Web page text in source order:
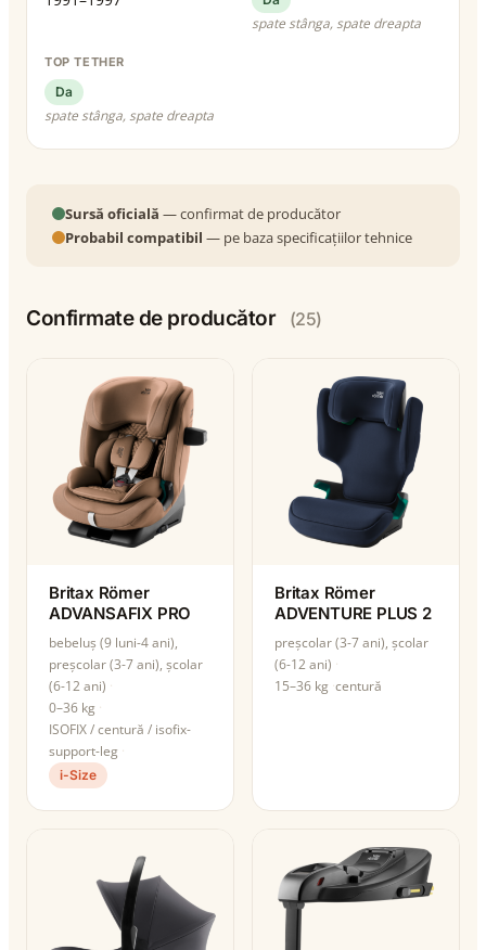
spate stânga, spate dreapta
TOP TETHER
Da
spate stânga, spate dreapta
Sursă oficială — confirmat de producător
Probabil compatibil — pe baza specificațiilor tehnice
Confirmate de producător (25)
Britax Römer
ADVANSAFIX PRO
bebeluș (9 luni-4 ani),
preșcolar (3-7 ani), școlar
(6-12 ani)
0–36 kg
ISOFIX / centură / isofix-
support-leg
i-Size
Britax Römer
ADVENTURE PLUS 2
preșcolar (3-7 ani), școlar
(6-12 ani)
15–36 kg centură